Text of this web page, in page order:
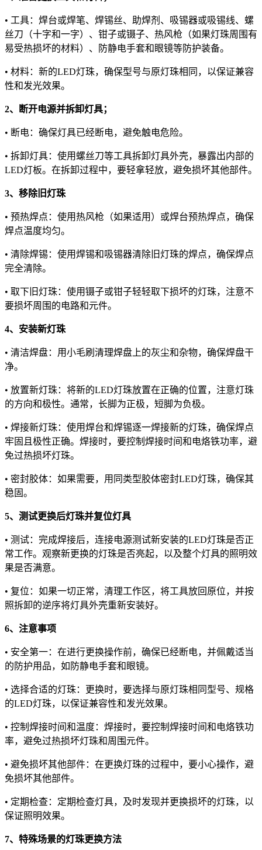
• 工具：焊台或焊笔、焊锡丝、助焊剂、吸锡器或吸锡线、螺
丝刀（十字和一字）、钳子或镊子、热风枪（如果灯珠周围有
易受热损坏的材料）、防静电手套和眼镜等防护装备。
• 材料：新的LED灯珠，确保型号与原灯珠相同，以保证兼容
性和发光效果。
2、断开电源并拆卸灯具；
• 断电：确保灯具已经断电，避免触电危险。
• 拆卸灯具：使用螺丝刀等工具拆卸灯具外壳，暴露出内部的
LED灯板。在拆卸过程中，要轻拿轻放，避免损坏其他部件。
3、移除旧灯珠
• 预热焊点：使用热风枪（如果适用）或焊台预热焊点，确保
焊点温度均匀。
• 清除焊锡：使用焊锡和吸锡器清除旧灯珠的焊点，确保焊点
完全清除。
• 取下旧灯珠：使用镊子或钳子轻轻取下损坏的灯珠，注意不
要损坏周围的电路和元件。
4、安装新灯珠
• 清洁焊盘：用小毛刷清理焊盘上的灰尘和杂物，确保焊盘干
净。
• 放置新灯珠：将新的LED灯珠放置在正确的位置，注意灯珠
的方向和极性。通常，长脚为正极，短脚为负极。
• 焊接新灯珠：使用焊台和焊锡逐一焊接新的灯珠，确保焊点
牢固且极性正确。焊接时，要控制焊接时间和电烙铁功率，避
免过热损坏灯珠。
• 密封胶体：如果需要，用同类型胶体密封LED灯珠，确保其
稳固。
5、测试更换后灯珠并复位灯具
• 测试：完成焊接后，连接电源测试新安装的LED灯珠是否正
常工作。观察新更换的灯珠是否亮起，以及整个灯具的照明效
果是否满意。
• 复位：如果一切正常，清理工作区，将工具放回原位，并按
照拆卸的逆序将灯具外壳重新安装好。
6、注意事项
• 安全第一：在进行更换操作前，确保已经断电，并佩戴适当
的防护用品，如防静电手套和眼镜。
• 选择合适的灯珠：更换时，要选择与原灯珠相同型号、规格
的LED灯珠，以保证兼容性和发光效果。
• 控制焊接时间和温度：焊接时，要控制焊接时间和电烙铁功
率，避免过热损坏灯珠和周围元件。
• 避免损坏其他部件：在更换灯珠的过程中，要小心操作，避
免损坏其他部件。
• 定期检查：定期检查灯具，及时发现并更换损坏的灯珠，以
保证照明效果。
7、特殊场景的灯珠更换方法